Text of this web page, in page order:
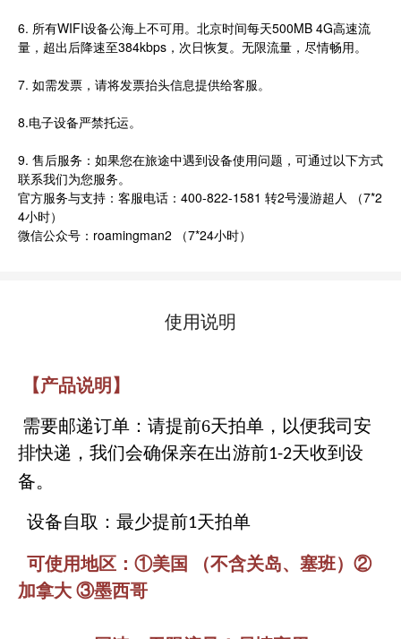
6. 所有WIFI设备公海上不可用。北京时间每天500MB 4G高速流
量，超出后降速至384kbps，次日恢复。无限流量，尽情畅用。
7. 如需发票，请将发票抬头信息提供给客服。
8.电子设备严禁托运。
9. 售后服务：如果您在旅途中遇到设备使用问题，可通过以下方式
联系我们为您服务。
官方服务与支持：客服电话：400-822-1581 转2号漫游超人 （7*2
4小时）
微信公众号：roamingman2 （7*24小时）
使用说明
【产品说明】
需要邮递订单：请提前6天拍单，以便我司安
排快递，我们会确保亲在出游前1-2天收到设
备。
设备自取：最少提前1天拍单
可使用地区：①美国 （不含关岛、塞班）②
加拿大 ③墨西哥